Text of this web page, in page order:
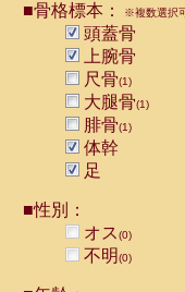
■骨格標本： ※複数選択
頭蓋骨
上腕骨
尺骨(1)
大腿骨(1)
腓骨(1)
体幹
足
■性別：
オス(0)
不明(0)